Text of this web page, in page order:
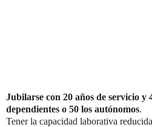
Jubilarse con 20 años de servicio y
dependientes o 50 los autónomos.
Tener la capacidad laborativa